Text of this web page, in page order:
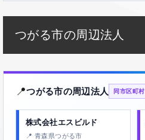
つがる市の周辺法人
📍つがる市の周辺法人 同市区町村
株式会社エスビルド
📍 青森県つがる市